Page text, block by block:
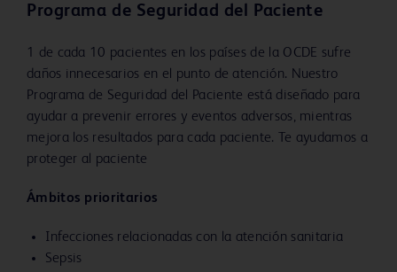
Programa de Seguridad del Paciente
1 de cada 10 pacientes en los países de la OCDE sufre
daños innecesarios en el punto de atención. Nuestro
Programa de Seguridad del Paciente está diseñado para
ayudar a prevenir errores y eventos adversos, mientras
mejora los resultados para cada paciente. Te ayudamos a
proteger al paciente
Ámbitos prioritarios
Infecciones relacionadas con la atención sanitaria
Sepsis